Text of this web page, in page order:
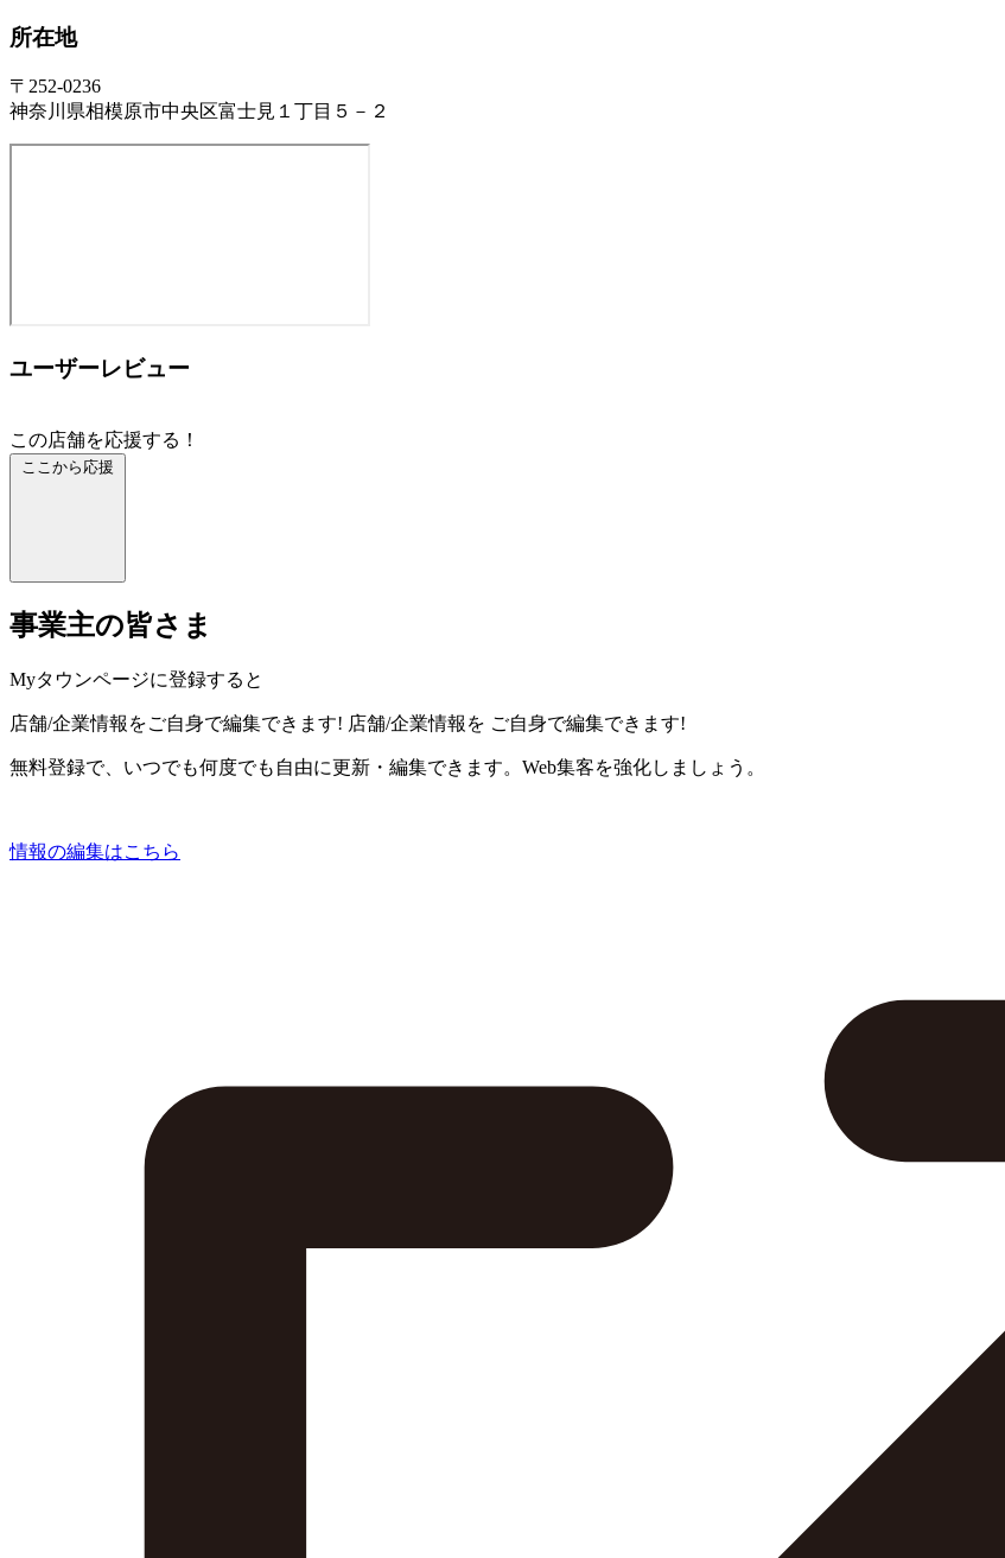
所在地
〒252-0236
神奈川県相模原市中央区富士見１丁目５－２
ユーザーレビュー
この店舗を応援する！
ここから応援
事業主の皆さま
Myタウンページに登録すると
店舗/企業情報をご自身で編集できます! 店舗/企業情報を ご自身で編集できます!
無料登録で、いつでも何度でも自由に更新・編集できます。Web集客を強化しましょう。
情報の編集はこちら